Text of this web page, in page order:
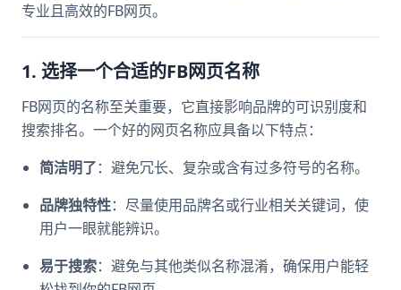
专业且高效的FB网页。
1. 选择一个合适的FB网页名称
FB网页的名称至关重要，它直接影响品牌的可识别度和
搜索排名。一个好的网页名称应具备以下特点：
简洁明了：避免冗长、复杂或含有过多符号的名称。
品牌独特性：尽量使用品牌名或行业相关关键词，使
用户一眼就能辨识。
易于搜索：避免与其他类似名称混淆，确保用户能轻